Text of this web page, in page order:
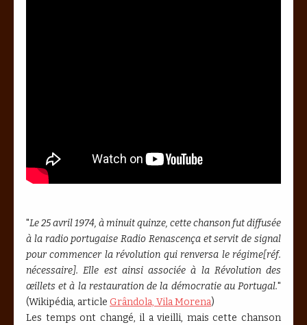
"Le 25 avril 1974, à minuit quinze, cette chanson fut diffusée
à la radio portugaise Radio Renascença et servit de signal
pour commencer la révolution qui renversa le régime[réf.
nécessaire]. Elle est ainsi associée à la Révolution des
œillets et à la restauration de la démocratie au Portugal."
(Wikipédia, article Grândola, Vila Morena)
Les temps ont changé, il a vieilli, mais cette chanson